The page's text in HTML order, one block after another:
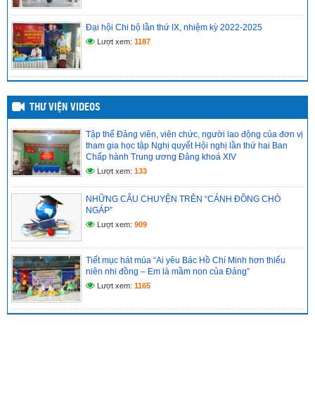
Đại hội Chi bộ lần thứ IX, nhiệm kỳ 2022-2025
Lượt xem: 1187
THƯ VIỆN VIDEOS
Tập thể Đảng viên, viên chức, người lao động của đơn vị
tham gia học tập Nghị quyết Hội nghị lần thứ hai Ban
Chấp hành Trung ương Đảng khoá XIV
Lượt xem: 133
NHỮNG CÂU CHUYỆN TRÊN “CÁNH ĐỒNG CHÓ
NGÁP”
Lượt xem: 909
Tiết mục hát múa “Ai yêu Bác Hồ Chí Minh hơn thiếu
niên nhi đồng – Em là mầm non của Đảng”
Lượt xem: 1165